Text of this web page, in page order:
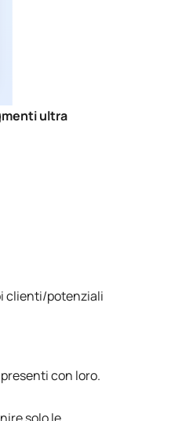
ultra
clienti/potenziali
con loro.